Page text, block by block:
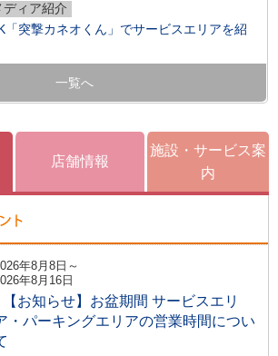
ディア紹介
突撃カネオくん」でサービスエリアを紹
一覧へ
店舗情報
施設・サービス案
内
年8月8日～
年8月16日
【お知らせ】お盆期間 サービスエリ
・パーキングエリアの営業時間につい